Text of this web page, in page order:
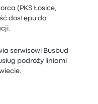
(PKS Łosice,
dostępu do
serwisowi Busbud
podróży liniami